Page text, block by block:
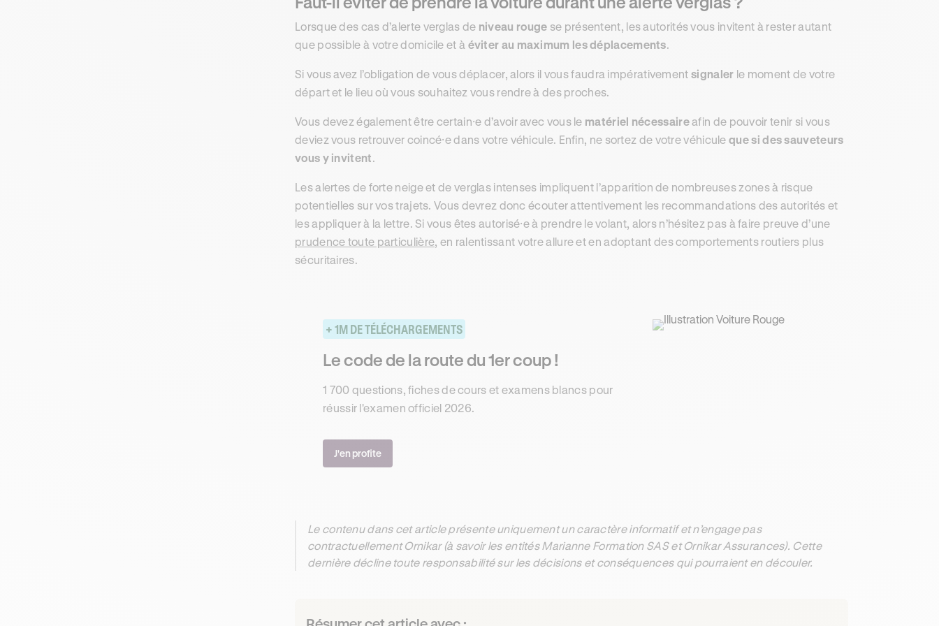
Lorsque des cas d’alerte verglas de niveau rouge se présentent, les autorités vous invitent à rester autant
que possible à votre domicile et à éviter au maximum les déplacements.
Si vous avez l’obligation de vous déplacer, alors il vous faudra impérativement signaler le moment de votre
départ et le lieu où vous souhaitez vous rendre à des proches.
Vous devez également être certain⸱e d’avoir avec vous le matériel nécessaireafin de pouvoir tenir si vous
deviez vous retrouver coincé⸱e dans votre véhicule. Enfin, ne sortez de votre véhiculeque si des sauveteurs
vous y invitent.
Les alertes de forte neige et de verglas intenses impliquent l’apparition de nombreuses zones à risque
potentielles sur vos trajets. Vous devrez donc écouter attentivement les recommandations des autorités et
les appliquer à la lettre. Si vous êtes autorisé⸱e à prendre le volant, alors n’hésitez pas à faire preuve d’une
prudence toute particulière, en ralentissant votre allure et en adoptant des comportements routiers plus
sécuritaires.
+ 1M DE TÉLÉCHARGEMENTS
Le code de la route du 1er coup !
1 700 questions, fiches de cours et examens blancs pour
réussir l'examen officiel 2026.
J'en profite
Le contenu dans cet article présente uniquement un caractère informatif et n’engage pas
contractuellement Ornikar (à savoir les entités Marianne Formation SAS et Ornikar Assurances). Cette
dernière décline toute responsabilité sur les décisions et conséquences qui pourraient en découler.